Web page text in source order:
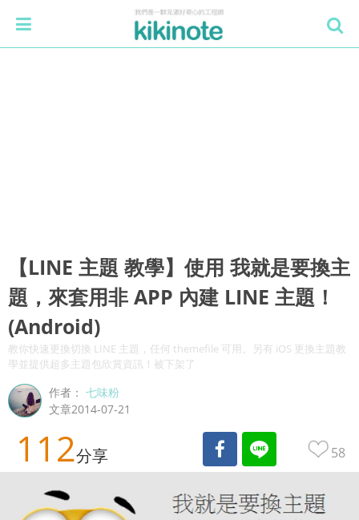
【LINE 主題 教學】使用 我就是要換主
題，來套用非 APP 內建 LINE 主題！
(Android)
教你快速更換切換 LINE 主題，任何 themefile 可用。另有 iOS 更換主題教
學並提供超多主題包欣賞資訊！被下架了
作者：七味粉
文章2014-07-21
112分享 58